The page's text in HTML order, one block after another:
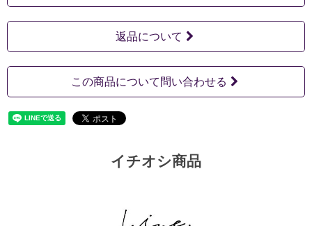
返品について
この商品について問い合わせる
イチオシ商品